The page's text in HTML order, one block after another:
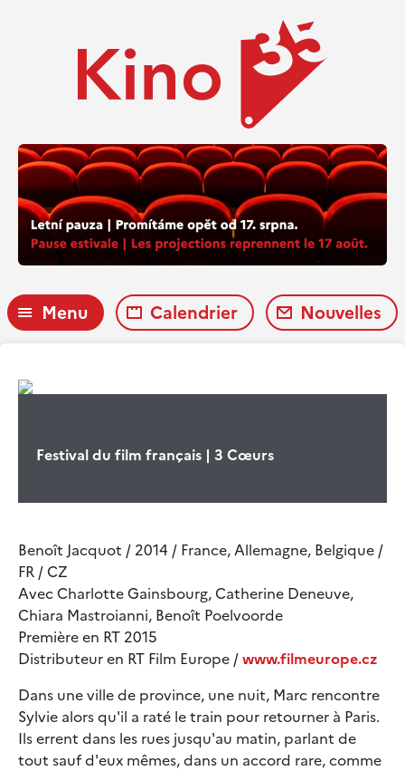
Menu Calendrier Nouvelles
Festival du film français | 3 Cœurs
Benoît Jacquot / 2014 / France, Allemagne, Belgique /
FR / CZ
Avec Charlotte Gainsbourg, Catherine Deneuve,
Chiara Mastroianni, Benoît Poelvoorde
Première en RT 2015
Distributeur en RT Film Europe /www.filmeurope.cz
Dans une ville de province, une nuit, Marc rencontre
Sylvie alors qu'il a raté le train pour retourner à Paris.
Ils errent dans les rues jusqu'au matin, parlant de
tout sauf d'eux mêmes, dans un accord rare, comme